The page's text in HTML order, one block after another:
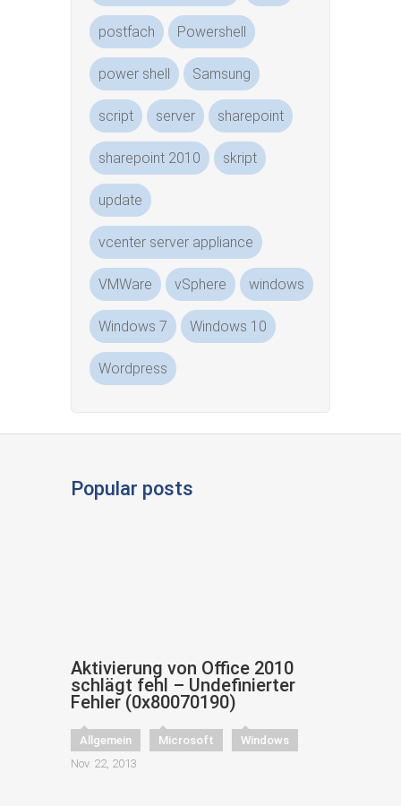
postfach Powershell
power shell Samsung
script server sharepoint
sharepoint 2010 skript
update
vcenter server appliance
VMWare vSphere windows
Windows 7 Windows 10
Wordpress
Popular posts
Aktivierung von Office 2010
schlägt fehl – Undefinierter
Fehler (0x80070190)
Allgemein Microsoft
Windows
Nov. 22, 2013